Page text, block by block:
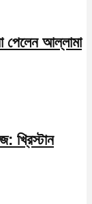
পেলেন আল্লামা
খ্রিস্টান